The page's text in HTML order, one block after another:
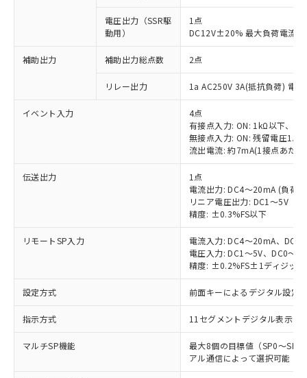
電圧出力（SSR駆
動用）
1点
DC12V±20% 最大負荷電流
補助出力 補助出力総点数 2点
リレー出力 1a AC250V 3A(抵抗負荷) 電
イベント入力
4点
有接点入力: ON: 1kΩ以下、
無接点入力: ON: 残留電圧
流出電流: 約7mA(1接点あたり
伝送出力
1点
電流出力: DC4～20mA (負荷
リニア電圧出力: DC1～5V（
精度: ±0.3%FS以下
リモートSP入力
電流入力: DC4～20mA、
電圧入力: DC1～5V、DC0～
精度: ±0.2%FS±1ディジット
設定方式 前面キーによるデジタル設定
指示方式 11セグメントデジタル表示お
マルチSP機能
最大8個の目標値（SP0～SP7
アル通信によって選択可能